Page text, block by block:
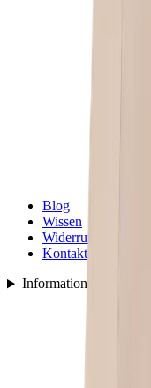
Blog
Wissen
Widerruf
Kontakt
Informationen